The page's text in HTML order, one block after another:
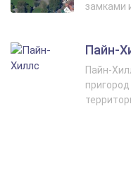
замками
Пайн-
Пайн-